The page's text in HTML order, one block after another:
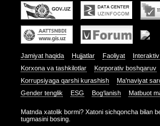
Jamiyat haqida Hujjatlar Faoliyat
Korxona va tashkilotlar
Korporativ boshqaruv
Korrupsiyaga qarshi kurashish
Ma'naviyat
Gender tenglik
ESG Bog‘lanish Matbuot
Matnda xatolik bormi? Xatoni sichqoncha bilan
tugmasini bosing.